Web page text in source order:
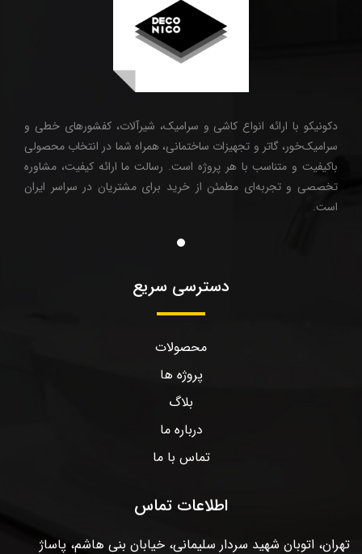
دکونیکو با ارائه انواع کاشی و سرامیک، شیرآلات، کفشورهای خطی و
سرامیک‌خور، گاتر و تجهیزات ساختمانی، همراه شما در انتخاب محصولی
باکیفیت و متناسب با هر پروژه است. رسالت ما ارائه کیفیت، مشاوره
تخصصی و تجربه‌ای مطمئن از خرید برای مشتریان در سراسر ایران
است.
دسترسی سریع
محصولات
پروژه ها
بلاگ
درباره ما
تماس با ما
اطلاعات تماس
تهران، اتوبان شهید سردار سلیمانی، خیابان بنی هاشم، پاساژ